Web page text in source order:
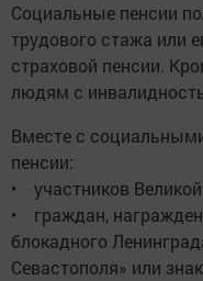
Социальные пенсии
трудового стажа или
страховой пенсии.
людям с
Вместе с
пенсии:
• участников
• граждан,
блокадного
Севастополя» или